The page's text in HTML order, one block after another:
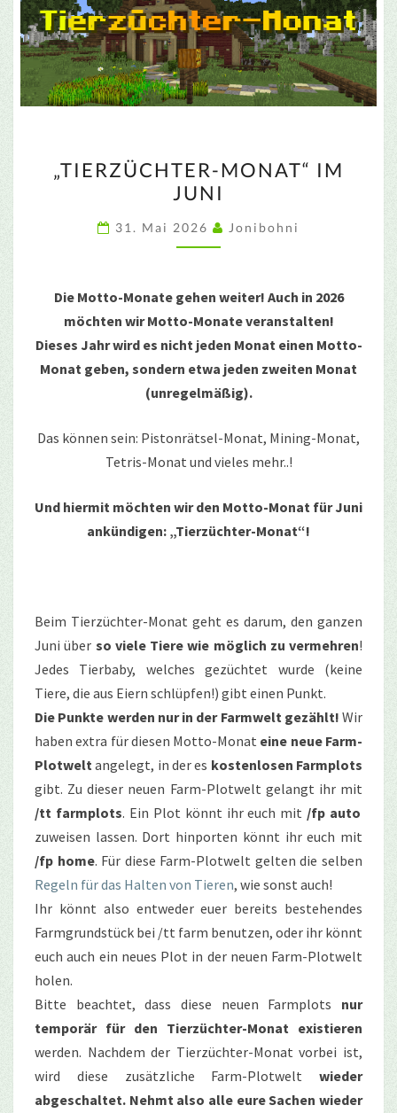
MONAT“
IM
JUNI
„TIERZÜCHTER-MONAT“ IM
JUNI
31. Mai 2026 Jonibohni
Die Motto-Monate gehen weiter! Auch in 2026
möchten wir Motto-Monate veranstalten!
Dieses Jahr wird es nicht jeden Monat einen Motto-
Monat geben, sondern etwa jeden zweiten Monat
(unregelmäßig).
Das können sein: Pistonrätsel-Monat, Mining-Monat,
Tetris-Monat und vieles mehr..!
Und hiermit möchten wir den Motto-Monat für Juni
ankündigen: „Tierzüchter-Monat“!
Beim Tierzüchter-Monat geht es darum, den ganzen
Juni über so viele Tiere wie möglich zu vermehren!
Jedes Tierbaby, welches gezüchtet wurde (keine
Tiere, die aus Eiern schlüpfen!) gibt einen Punkt.
Die Punkte werden nur in der Farmwelt gezählt! Wir
haben extra für diesen Motto-Monat eine neue Farm-
Plotwelt angelegt, in der es kostenlosen Farmplots
gibt. Zu dieser neuen Farm-Plotwelt gelangt ihr mit
/tt farmplots. Ein Plot könnt ihr euch mit /fp auto
zuweisen lassen. Dort hinporten könnt ihr euch mit
/fp home. Für diese Farm-Plotwelt gelten die selben
Regeln für das Halten von Tieren, wie sonst auch!
Ihr könnt also entweder euer bereits bestehendes
Farmgrundstück bei /tt farm benutzen, oder ihr könnt
euch auch ein neues Plot in der neuen Farm-Plotwelt
holen.
Bitte beachtet, dass diese neuen Farmplots nur
temporär für den Tierzüchter-Monat existieren
werden. Nachdem der Tierzüchter-Monat vorbei ist,
wird diese zusätzliche Farm-Plotwelt wieder
abgeschaltet. Nehmt also alle eure Sachen wieder